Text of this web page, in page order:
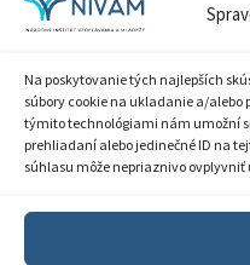
Na poskytovanie tých najlepších
súbory cookie na ukladanie a/
týmito technológiami nám umožní
prehliadaní alebo jedinečné ID na
súhlasu môže nepriaznivo
DIČ: 2020798714
Zásady